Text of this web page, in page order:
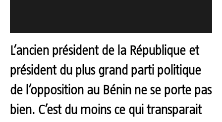
L’ancien président de la République et
président du plus grand parti politique
de l’opposition au Bénin ne se porte pas
bien. C’est du moins ce qui transparait